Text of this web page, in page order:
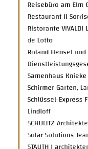
Restaurant Il
Ristorante VIVALDI
de Lotto
Roland Hensel
Samenhaus
Schirmer Garten,
Schlüssel-Express
Lindloff
SCHULITZ
Solar Solutions